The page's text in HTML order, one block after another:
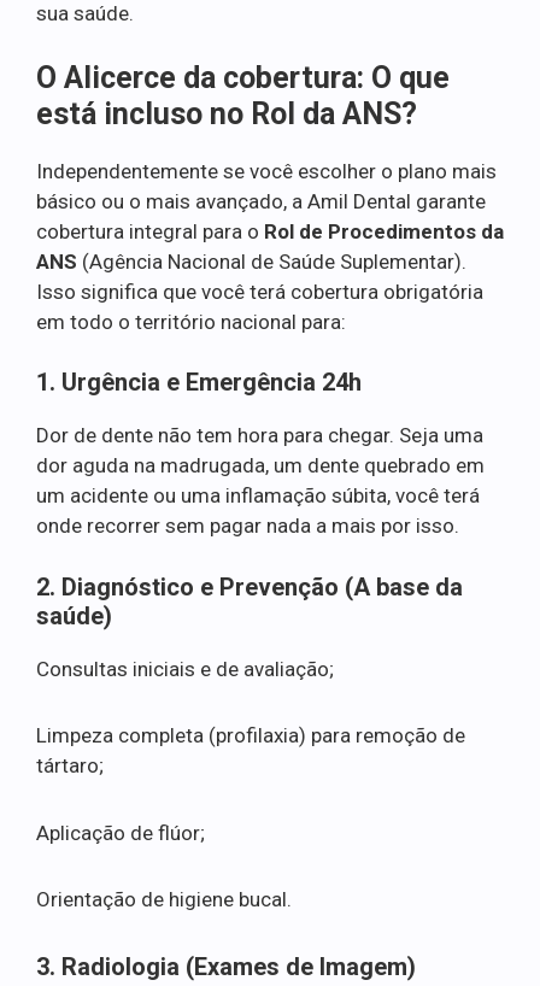
sua saúde.
O Alicerce da cobertura: O que
está incluso no Rol da ANS?
Independentemente se você escolher o plano mais
básico ou o mais avançado, a Amil Dental garante
cobertura integral para o Rol de Procedimentos da
ANS (Agência Nacional de Saúde Suplementar).
Isso significa que você terá cobertura obrigatória
em todo o território nacional para:
1. Urgência e Emergência 24h
Dor de dente não tem hora para chegar. Seja uma
dor aguda na madrugada, um dente quebrado em
um acidente ou uma inflamação súbita, você terá
onde recorrer sem pagar nada a mais por isso.
2. Diagnóstico e Prevenção (A base da
saúde)
Consultas iniciais e de avaliação;
Limpeza completa (profilaxia) para remoção de
tártaro;
Aplicação de flúor;
Orientação de higiene bucal.
3. Radiologia (Exames de Imagem)